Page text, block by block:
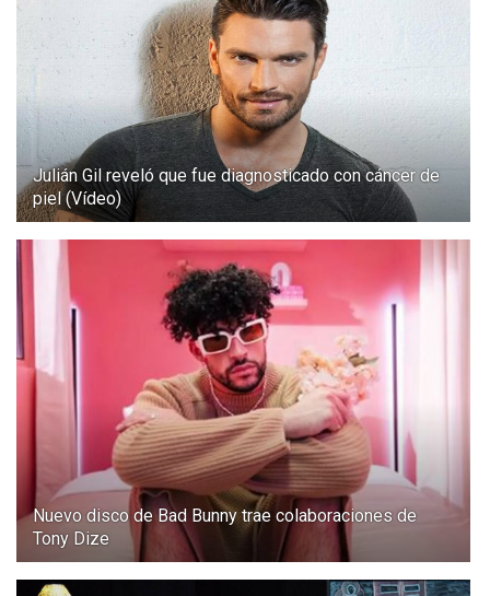
Julián Gil reveló que fue diagnosticado con cáncer de
piel (Vídeo)
Nuevo disco de Bad Bunny trae colaboraciones de
Tony Dize